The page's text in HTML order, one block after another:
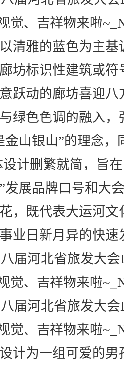
雅的蓝色为主基
坊标识性建筑或
跃动的廊坊喜迎
绿色色调的融入
金山银山”的理念
计删繁就简，旨
发展品牌口号和大
，既代表大运河
业日新月异的快速
为一组可爱的男